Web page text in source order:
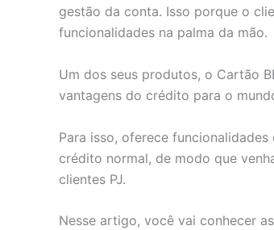
gestão da conta. Isso porque o
funcionalidades na palma da mão.
Um dos seus produtos, o Cartão
vantagens do crédito para o
Para isso, oferece
crédito normal, de modo que
clientes PJ.
Nesse artigo, você vai conhecer